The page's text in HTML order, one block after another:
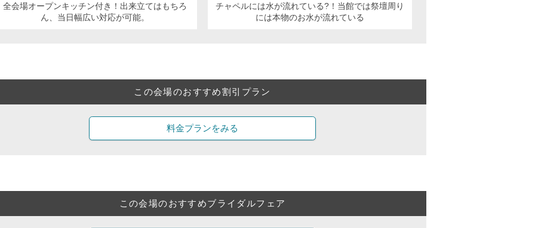
全会場オープンキッチン付き！出来立てはもちろ
ん、当日幅広い対応が可能。
チャペルには水が流れている?！当館では祭壇周り
には本物のお水が流れている
この会場のおすすめ割引プラン
料金プランをみる
この会場のおすすめブライダルフェア